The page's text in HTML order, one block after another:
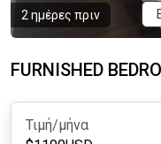
2 ημέρες πριν
FURNISHED
Τιμή/μήνα